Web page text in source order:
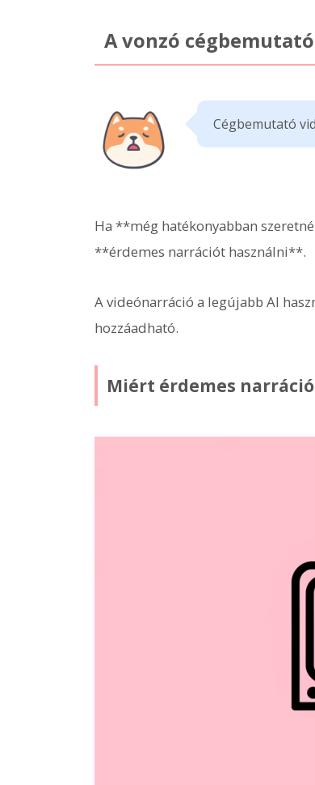
A vonzó
Cégbemutató
Ha **még hatékonyabban
**érdemes narrációt használni**.
A videónarráció a legújabb AI
hozzáadható.
Miért érdemes